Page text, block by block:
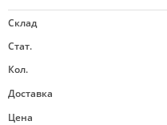
Склад
Стат.
Кол.
Доставка
Цена